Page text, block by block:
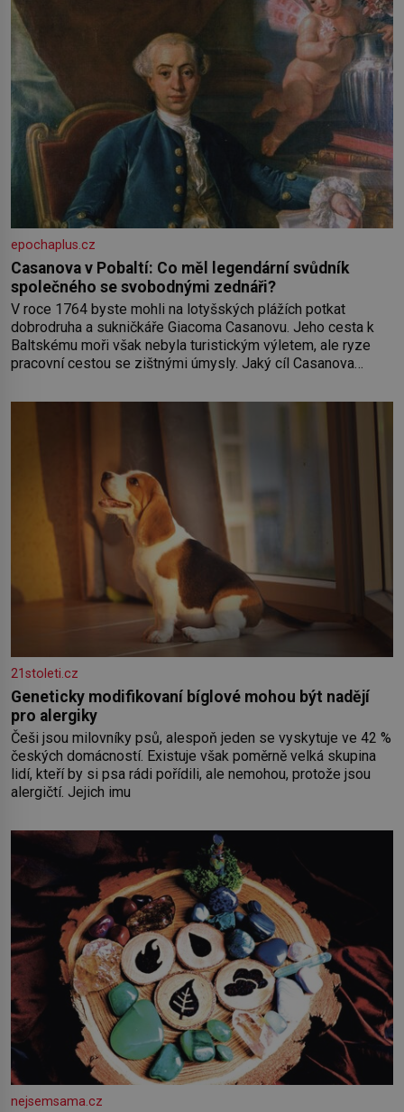
epochaplus.cz
Casanova v Pobaltí: Co měl legendární svůdník
společného se svobodnými zednáři?
V roce 1764 byste mohli na lotyšských plážích potkat
dobrodruha a sukničkáře Giacoma Casanovu. Jeho cesta k
Baltskému moři však nebyla turistickým výletem, ale ryze
pracovní cestou se zištnými úmysly. Jaký cíl Casanova
Rigy? Casanova v Pobaltí kontaktoval tamní zednářské lóže.
Nebyl v této oblasti žádným nováčkem, protože do
21stoleti.cz
Geneticky modifikovaní bíglové mohou být nadějí
pro alergiky
Češi jsou milovníky psů, alespoň jeden se vyskytuje ve 42 %
českých domácností. Existuje však poměrně velká skupina
lidí, kteří by si psa rádi pořídili, ale nemohou, protože jsou
alergičtí. Jejich imu
nejsemsama.cz